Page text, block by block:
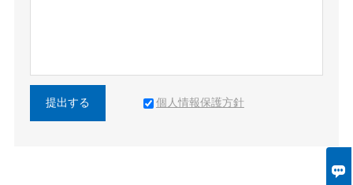

提出する 個人情報保護方針